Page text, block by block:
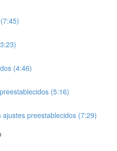
(4:46)
(5:16)
preestablecidos (7:29)